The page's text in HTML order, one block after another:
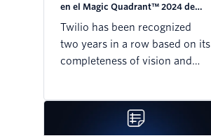
en el Magic Quadrant™ 2024 de
Twilio has been recognized
two years in a row based on its
completeness of vision and